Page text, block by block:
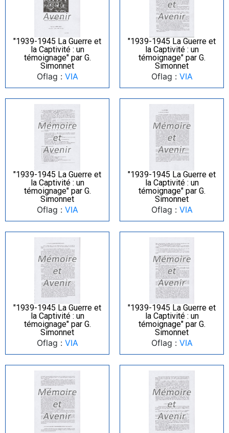
"1939-1945 La Guerre et
la Captivité : un
témoignage" par G.
Simonnet
Oflag : VIA
"1939-1945 La Guerre et
la Captivité : un
témoignage" par G.
Simonnet
Oflag : VIA
"1939-1945 La Guerre et
la Captivité : un
témoignage" par G.
Simonnet
Oflag : VIA
"1939-1945 La Guerre et
la Captivité : un
témoignage" par G.
Simonnet
Oflag : VIA
"1939-1945 La Guerre et
la Captivité : un
témoignage" par G.
Simonnet
Oflag : VIA
"1939-1945 La Guerre et
la Captivité : un
témoignage" par G.
Simonnet
Oflag : VIA